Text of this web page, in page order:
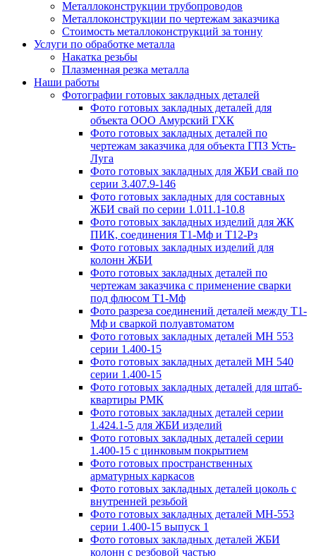
Металлоконструкции трубопроводов
Металлоконструкции по чертежам заказчика
Cтоимость металлоконструкций за тонну
Услуги по обработке металла
Накатка резьбы
Плазменная резка металла
Наши работы
Фотографии готовых закладных деталей
Фото готовых закладных деталей для
объекта ООО Амурский ГХК
Фото готовых закладных деталей по
чертежам заказчика для объекта ГПЗ Усть-
Луга
Фото готовых закладных для ЖБИ свай по
серии 3.407.9-146
Фото готовых закладных для составных
ЖБИ свай по серии 1.011.1-10.8
Фото готовых закладных изделий для ЖК
ПИК, соединения Т1-Мф и Т12-Рз
Фото готовых закладных изделий для
колонн ЖБИ
Фото готовых закладных деталей по
чертежам заказчика с применение сварки
под флюсом Т1-Мф
Фото разреза соединений деталей между Т1-
Мф и сваркой полуавтоматом
Фото готовых закладных деталей МН 553
серии 1.400-15
Фото готовых закладных деталей МН 540
серии 1.400-15
Фото готовых закладных деталей для штаб-
квартиры РМК
Фото готовых закладных деталей серии
1.424.1-5 для ЖБИ изделий
Фото готовых закладных деталей серии
1.400-15 с цинковым покрытием
Фото готовых пространственных
арматурных каркасов
Фото готовых закладных деталей цоколь с
внутренней резьбой
Фото готовых закладных деталей МН-553
серии 1.400-15 выпуск 1
Фото готовых закладных деталей ЖБИ
колонн с резбовой частью